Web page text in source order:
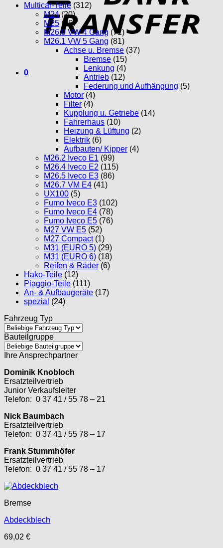
0
Multicar-Teile (312)
M24 (20)
M25 (96)
M26.0 VW 4 Gang (71)
M26.1 VW 5 Gang (81)
Achse u. Bremse (37)
Bremse (15)
Lenkung (4)
Antrieb (12)
Federung und Aufhängung (5)
Motor (4)
Filter (4)
Kupplung u. Getriebe (14)
Fahrerhaus (10)
Heizung & Lüftung (2)
Elektrik (6)
Aufbauten/ Kipper (4)
M26.2 Iveco E1 (99)
M26.4 Iveco E2 (115)
M26.5 Iveco E3 (86)
M26.7 VM E4 (41)
UX100 (5)
Fumo Iveco E3 (102)
Fumo Iveco E4 (78)
Fumo Iveco E5 (76)
M27 VW E5 (52)
M27 Compact (1)
M31 (EURO 5) (29)
M31 (EURO 6) (18)
Reifen & Räder (6)
Hako-Teile (12)
Piaggio-Teile (111)
An- & Aufbaugeräte (17)
spezial (24)
Fahrzeug Typ
Bauteilgruppe
Ihre Ansprechpartner
Dominik Knobloch
Ersatzteilvertrieb
Junior Verkaufsleiter
Telefon: 0 37 41 / 55 78 – 21
Nick Baumbach
Ersatzteilvertrieb
Telefon: 0 37 41 / 55 78 – 17
Frank Stummhöfer
Ersatzteilvertrieb
Telefon: 0 37 41 / 55 78 – 17
Bremse
Abdeckblech
69,02 €